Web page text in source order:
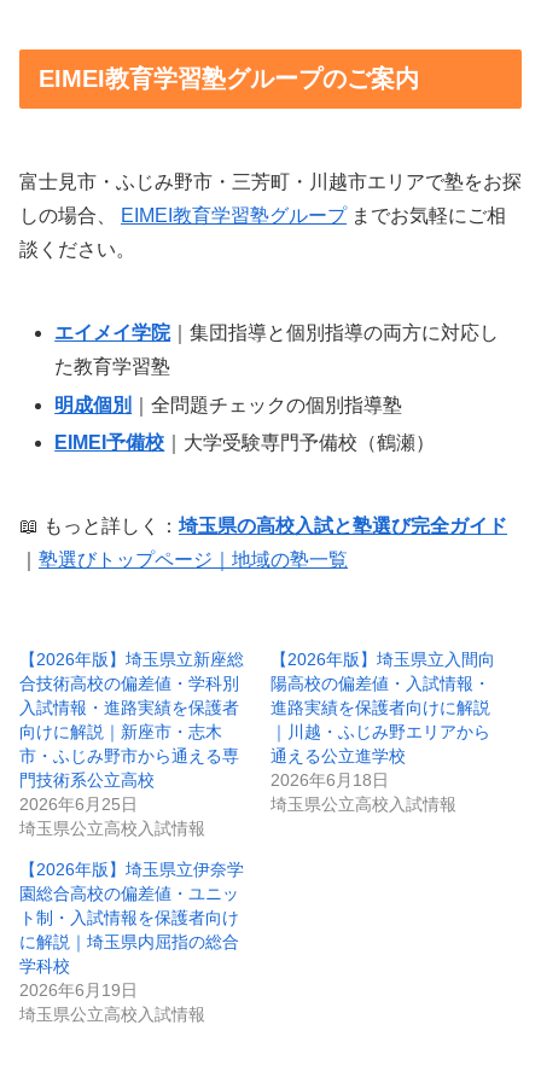
EIMEI教育学習塾グループのご案内
富士見市・ふじみ野市・三芳町・川越市エリアで塾をお探
しの場合、
EIMEI教育学習塾グループまでお気軽にご相
談ください。
エイメイ学院｜集団指導と個別指導の両方に対応し
た教育学習塾
明成個別
｜全問題チェックの個別指導塾
EIMEI予備校 ｜大学受験専門予備校（鶴瀬）
📖 もっと詳しく： 埼玉県の高校入試と塾選び完全ガイド
塾選びトップページ｜地域の塾一覧
【2026年版】埼玉県立新座総
合技術高校の偏差値・学科別
入試情報・進路実績を保護者
向けに解説｜新座市・志木
市・ふじみ野市から通える専
門技術系公立高校
2026年6月25日
埼玉県公立高校入試情報
【2026年版】埼玉県立入間向
陽高校の偏差値・入試情報・
進路実績を保護者向けに解説
｜川越・ふじみ野エリアから
通える公立進学校
2026年6月18日
埼玉県公立高校入試情報
【2026年版】埼玉県立伊奈学
園総合高校の偏差値・ユニッ
ト制・入試情報を保護者向け
に解説｜埼玉県内屈指の総合
学科校
2026年6月19日
埼玉県公立高校入試情報